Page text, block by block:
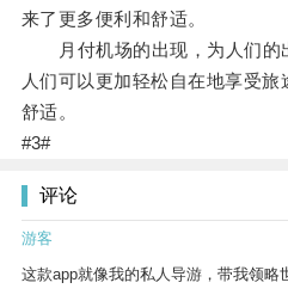
来了更多便利和舒适。
月付机场的出现，为人们的
人们可以更加轻松自在地享受旅
舒适。
#3#
评论
游客
这款app就像我的私人导游，带我领略